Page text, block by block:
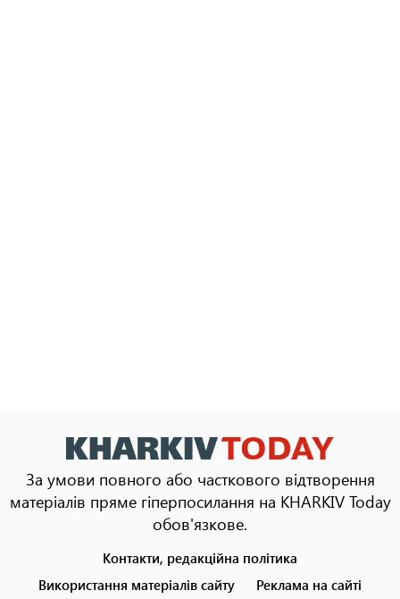
За умови повного або часткового відтворення
матеріалів пряме гіперпосилання на KHARKIV Today
обов'язкове.
menu
Контакти, редакційна політика
Використання матеріалів сайту
Реклама на сайті